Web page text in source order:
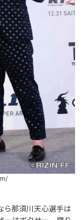
ら那須川天心選手は